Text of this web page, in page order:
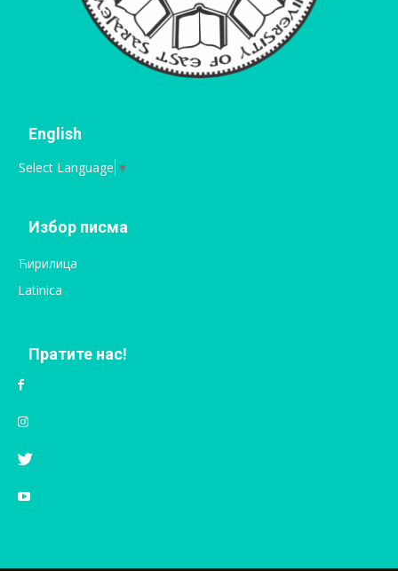
English
Select Language ▼
Избор писма
Ћирилица
Latinica
Пратите нас!